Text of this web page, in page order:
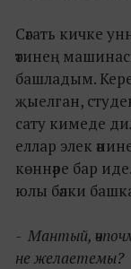
Сәгать кичке
әтинең
башладым.
җыелган,
сату кимеде
еллар элек
көннәре бар
юлы бәлки
- Мантый,
не желаетемы?